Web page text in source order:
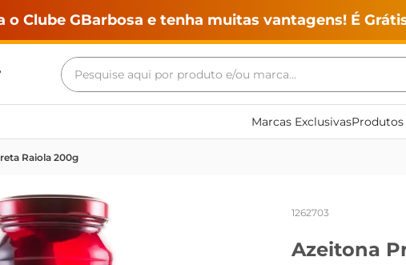
o Clube GBarbosa e tenha muitas vantagens! É
Pesquise aqui por produto e/ou marca...
Marcas ExclusivasProdutos
Raiola 200g
1262703
Azeitona
Termos mais buscados
café
cerveja